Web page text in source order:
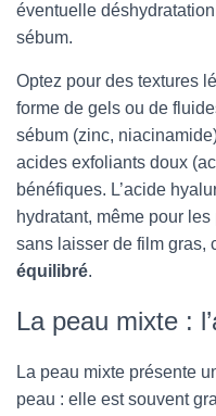
éventuelle
sébum.
Optez pour des textures
forme de gels ou de
sébum (zinc,
acides exfoliants doux
bénéfiques. L’acide
hydratant, même pour
sans laisser de film gras,
équilibré.
La peau mixte :
La peau mixte présente
peau : elle est souvent